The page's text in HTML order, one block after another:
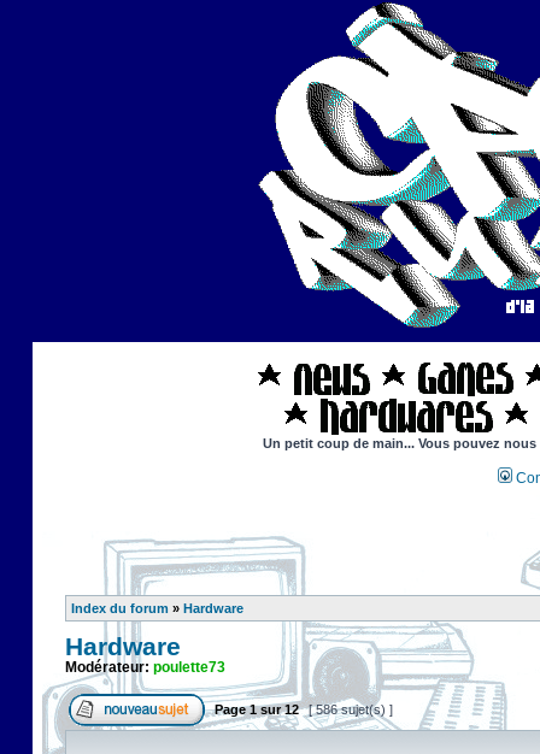
Un petit coup de main... Vous pouvez
Index du forum » Hardware
Hardware
Modérateur: poulette73
Page1sur12 [ 586 sujet(s) ]